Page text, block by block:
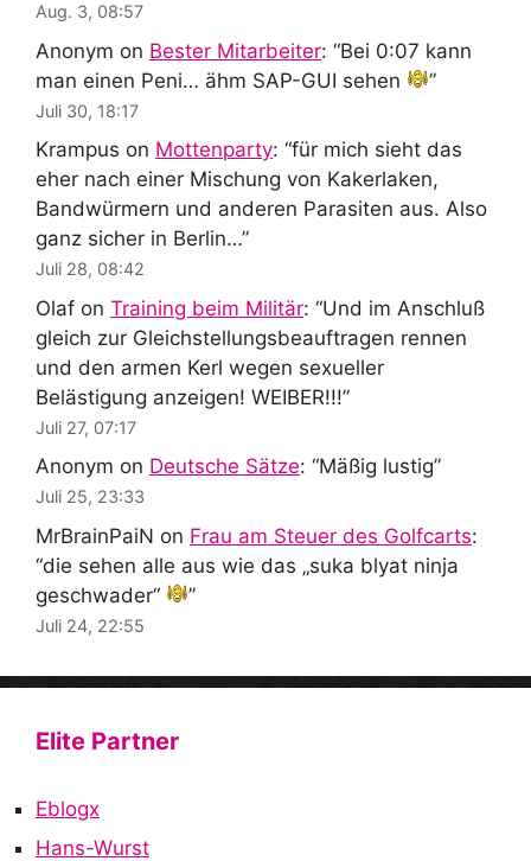
Aug. 3, 08:57
Anonym on Bester Mitarbeiter: “Bei 0:07 kann
man einen Peni… ähm SAP-GUI sehen
”
Juli 30, 18:17
Krampus on Mottenparty: “für mich sieht das
eher nach einer Mischung von Kakerlaken,
Bandwürmern und anderen Parasiten aus. Also
ganz sicher in Berlin…”
Juli 28, 08:42
Olaf on Training beim Militär: “Und im Anschluß
gleich zur Gleichstellungsbeauftragen rennen
und den armen Kerl wegen sexueller
Belästigung anzeigen! WEIBER!!!”
Juli 27, 07:17
Anonym on Deutsche Sätze: “Mäßig lustig”
Juli 25, 23:33
MrBrainPaiN on Frau am Steuer des Golfcarts:
“die sehen alle aus wie das „suka blyat ninja
geschwader“
”
Juli 24, 22:55
Elite Partner
Eblogx
Hans-Wurst